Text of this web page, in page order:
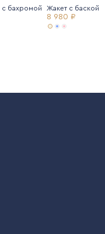
c бахромой Жакет с баской
8 980 ₽